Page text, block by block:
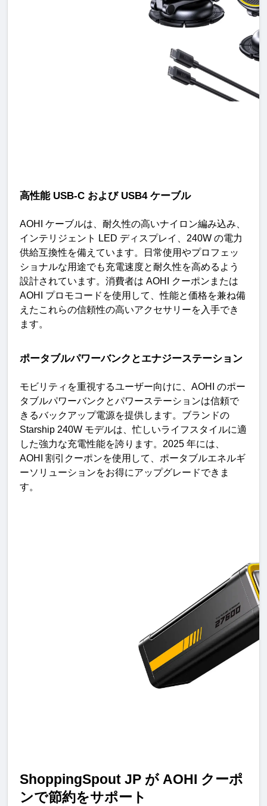
高性能USB-C およびUSB4 ケーブル
AOHI ケーブルは、耐久性の高いナイロン編み込み、
インテリジェント
LED ディスプレイ、 240W の電力
供給互換性を備えています。日常使用やプロフェッ
ショナルな用途でも充電速度と耐久性を高めるよう
設計されています。消費者は AOHI
クーポンまたは
AOHI プロモコードを使用して、性能と価格を兼ね備
えたこれらの信頼性の高いアクセサリーを入手でき
ます。
ポータブルパワーバンクとエナジーステーション
モビリティを重視するユーザー向けに、 AOHI のポー
タブルパワーバンクとパワーステーションは信頼で
きるバックアップ電源を提供します。ブランドの
Starship 240W モデルは、忙しいライフスタイルに適
した強力な充電性能を誇ります。 2025 年には、
AOHI 割引クーポンを使用して、ポータブルエネルギ
ーソリューションをお得にアップグレードできま
す。
ShoppingSpout JP が AOHI クーポ
ンで節約をサポー ト